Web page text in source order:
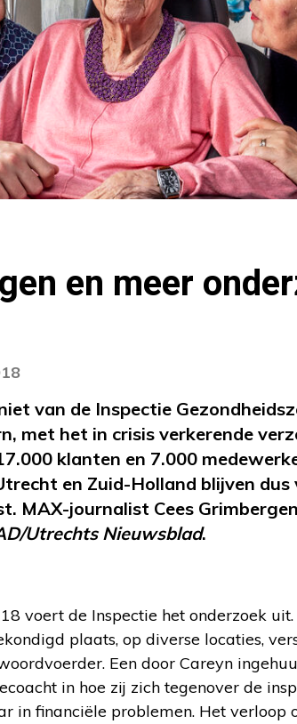
en meer
van de Inspectie
met het in crisis verkerende
klanten en 7.000
en Zuid-Holland blijven dus
MAX-journalist Cees
Utrechts Nieuwsblad.
voert de Inspectie het onderzoek uit.
plaats, op diverse locaties,
Een door Careyn
in hoe zij zich tegenover de
in financiële problemen. Het verloop